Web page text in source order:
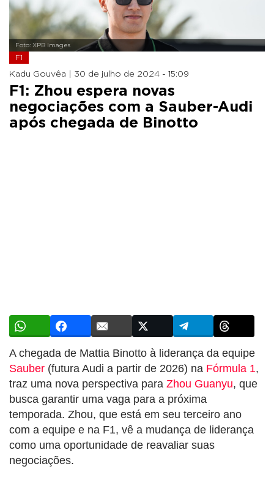
Foto: XPB Images
F1
Kadu Gouvêa | 30 de julho de 2024 - 15:09
F1: Zhou espera novas
negociações com a Sauber-Audi
após chegada de Binotto
A chegada de Mattia Binotto à liderança da equipe
Sauber (futura Audi a partir de 2026) na Fórmula 1,
traz uma nova perspectiva para Zhou Guanyu, que
busca garantir uma vaga para a próxima
temporada. Zhou, que está em seu terceiro ano
com a equipe e na F1, vê a mudança de liderança
como uma oportunidade de reavaliar suas
negociações.